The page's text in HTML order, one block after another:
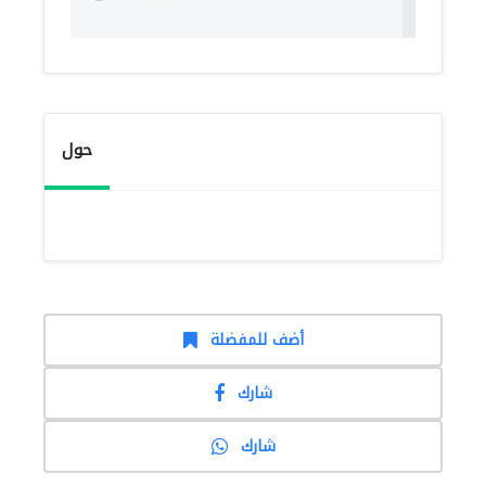
حول
أضف للمفضلة
شارك
شارك